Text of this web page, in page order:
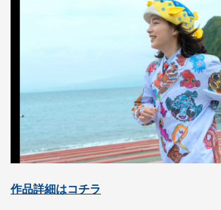
作品詳細はコチラ